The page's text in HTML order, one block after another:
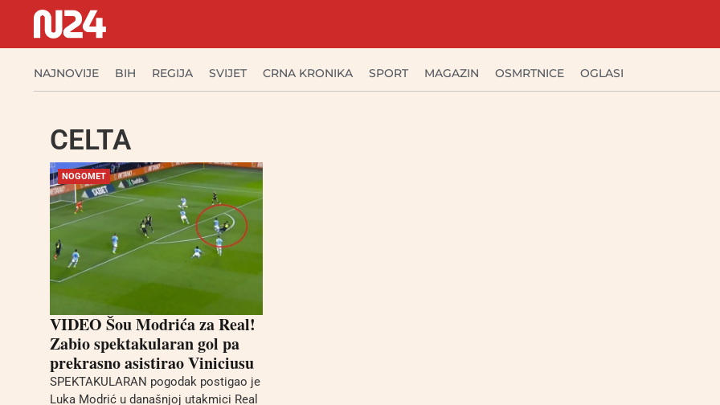
NAJNOVIJE BIH REGIJA SVIJET CRNA KRONIKA SPORT MAGAZIN OSMRTNICE OGLASI
CELTA
NOGOMET
VIDEO Šou Modrića za Real!
Zabio spektakularan gol pa
prekrasno asistirao Viniciusu
SPEKTAKULARAN pogodak postigao je
Luka Modrić u današnjoj utakmici Real